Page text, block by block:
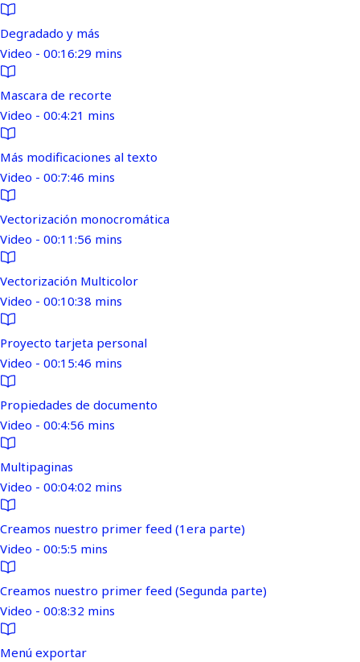
Degradado y más
Video - 00:16:29 mins
Mascara de recorte
Video - 00:4:21 mins
Más modificaciones al texto
Video - 00:7:46 mins
Vectorización monocromática
Video - 00:11:56 mins
Vectorización Multicolor
Video - 00:10:38 mins
Proyecto tarjeta personal
Video - 00:15:46 mins
Propiedades de documento
Video - 00:4:56 mins
Multipaginas
Video - 00:04:02 mins
Creamos nuestro primer feed (1era parte)
Video - 00:5:5 mins
Creamos nuestro primer feed (Segunda parte)
Video - 00:8:32 mins
Menú exportar